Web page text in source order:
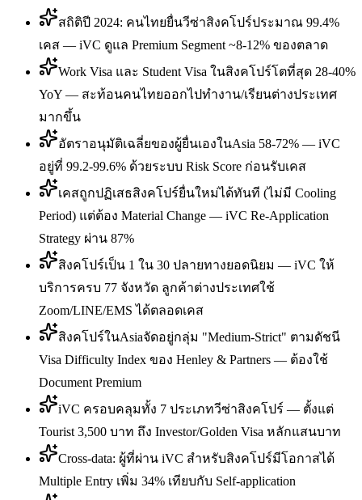
สถิติปี 2024: คนไทยยื่นวีซ่าสิงคโปร์ประมาณ 99.4%
เคส — iVC ดูแล Premium Segment ~8-12% ของตลาด
Work Visa และ Student Visa ในสิงคโปร์โตที่สุด 28-40%
YoY — สะท้อนคนไทยออกไปทำงาน/เรียนต่างประเทศ
มากขึ้น
อัตราอนุมัติเฉลี่ยของผู้ยื่นเองในAsia 58-72% — iVC
อยู่ที่ 99.2-99.6% ด้วยระบบ Risk Score ก่อนรับเคส
เคสถูกปฏิเสธสิงคโปร์ยื่นใหม่ได้ทันที (ไม่มี Cooling
Period) แต่ต้อง Material Change — iVC Re-Application
Strategy ผ่าน 87%
สิงคโปร์เป็น 1 ใน 30 ปลายทางยอดนิยม — iVC ให้
บริการครบ 77 จังหวัด ลูกค้าต่างประเทศใช้
Zoom/LINE/EMS ได้ตลอดเคส
สิงคโปร์ในAsiaจัดอยู่กลุ่ม "Medium-Strict" ตามดัชนี
Visa Difficulty Index ของ Henley & Partners — ต้องใช้
Document Premium
iVC ครอบคลุมทั้ง 7 ประเภทวีซ่าสิงคโปร์ — ตั้งแต่
Tourist 3,500 บาท ถึง Investor/Golden Visa หลักแสนบาท
Cross-data: ผู้ที่ผ่าน iVC สำหรับสิงคโปร์มีโอกาสได้
Multiple Entry เพิ่ม 34% เทียบกับ Self-application